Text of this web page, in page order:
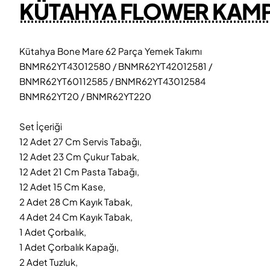
KÜTAHYA FLOWER
Kütahya Bone Mare 62 Parça Yemek Takımı
BNMR62YT43012580 / BNMR62YT42012581 /
BNMR62YT60112585 / BNMR62YT43012584
BNMR62YT20 / BNMR62YT220
Set İçeriği
12 Adet 27 Cm Servis Tabağı,
12 Adet 23 Cm Çukur Tabak,
12 Adet 21 Cm Pasta Tabağı,
12 Adet 15 Cm Kase,
2 Adet 28 Cm Kayık Tabak,
4 Adet 24 Cm Kayık Tabak,
1 Adet Çorbalık,
1 Adet Çorbalık Kapağı,
2 Adet Tuzluk,